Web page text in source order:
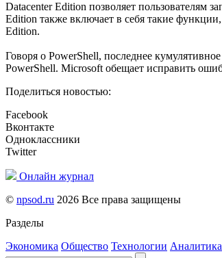
Datacenter Edition позволяет пользователям
Edition также включает в себя такие
Edition.
Говоря о PowerShell, последнее
PowerShell. Microsoft обещает исправить
Поделиться новостью:
Facebook
Вконтакте
Одноклассники
Twitter
Онлайн журнал
© npsod.ru 2026 Все права защищены
Разделы
Экономика Общество Технологии Аналитика